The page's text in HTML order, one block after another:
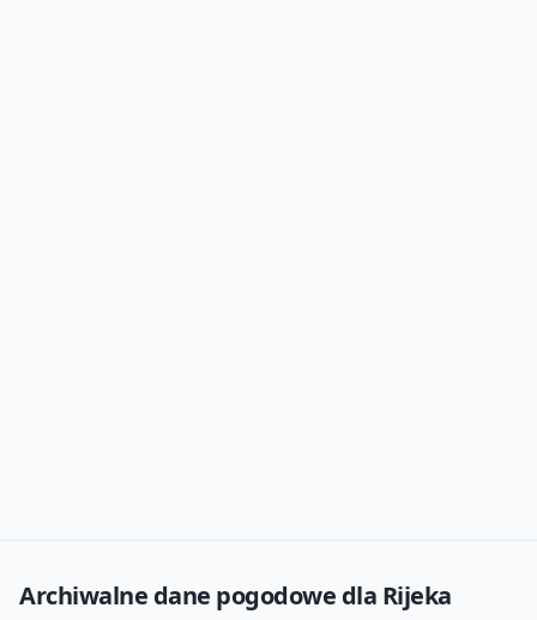
Archiwalne dane pogodowe dla Rijeka